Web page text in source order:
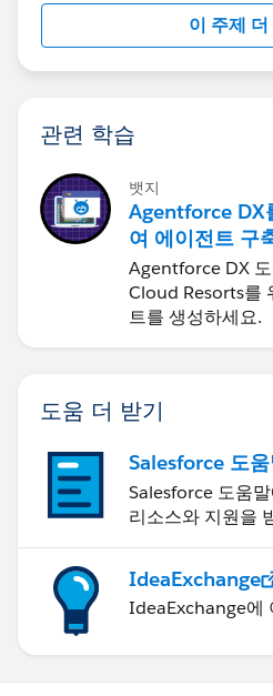
이 주제 더
관련 학습
뱃지
Agentforce DX
여 에이전트 구
Agentforce DX
Cloud Resorts를
트를 생성하세요.
도움 더 받기
Salesforce 도
Salesforce 도움
리소스와 지원을
IdeaExchange
IdeaExchange에